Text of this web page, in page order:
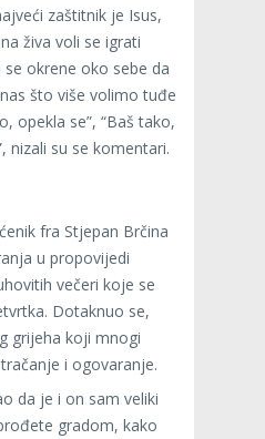
zaštitnik je Isus,
živa voli se igrati
okrene oko sebe da
što više volimo tuđe
opekla se”, “Baš tako,
nizali su se komentari.
fra Stjepan Brčina
u propovijedi
večeri koje se
Dotaknuo se,
grijeha koji mnogi
i ogovaranje.
da je i on sam veliki
gradom, kako